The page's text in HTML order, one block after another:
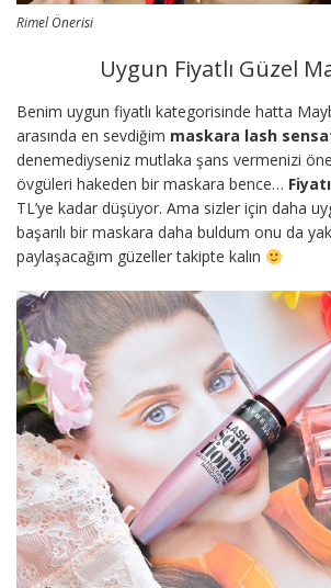
Rimel Önerisi
Uygun Fiyatlı Güzel
Benim uygun fiyatlı kategorisinde hatta
arasında en sevdiğim maskara lash
denemediyseniz mutlaka şans vermenizi
övgüleri hakeden bir maskara bence… Fiyatı
TL’ye kadar düşüyor. Ama sizler için daha
başarılı bir maskara daha buldum onu da
paylaşacağım güzeller takipte kalın